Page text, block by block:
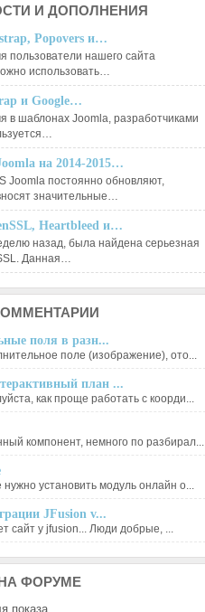
И ДОПОЛНЕНИЯ
Popovers и…
пользователи нашего сайта
использовать…
и Google…
в шаблонах Joomla, разработчиками
на 2014-2015…
Joomla постоянно обновляют,
значительные…
Heartbleed и…
назад, была найдена серьезная
Данная…
поля в разн...
поле (изображение), ото...
план ...
как проще работать с коорди...
компонент, немного по разбирал...
нужно установить модуль онлайн о...
JFusion v...
сайт у jfusion... Люди добрые, ...
ФОРУМЕ
показа